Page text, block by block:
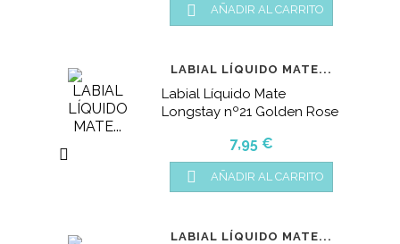
 AÑADIR AL CARRITO

LABIAL LÍQUIDO MATE...
Labial Líquido Mate
Longstay nº21 Golden Rose
Precio
7,95 €
 AÑADIR AL CARRITO
LABIAL LÍQUIDO MATE...